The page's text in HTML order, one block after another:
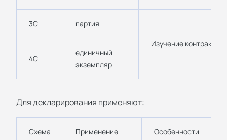
3С партия
Изучение контракта
4С
единичный
экземпляр
Для декларирования применяют:
Схема Применение Особенности